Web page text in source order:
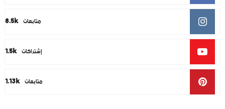
8.5k متابعات
1.5k إشتراكات
1.13k متابعات